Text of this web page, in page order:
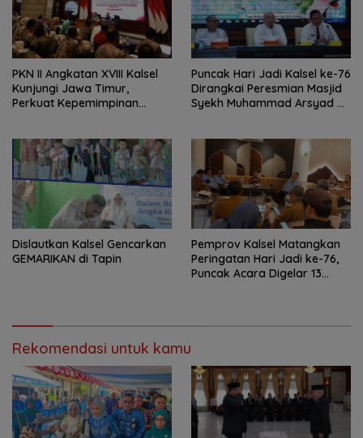
PKN II Angkatan XVIII Kalsel
Kunjungi Jawa Timur,
Perkuat Kepemimpinan
Puncak Hari Jadi Kalsel ke-76
Dirangkai Peresmian Masjid
Syekh Muhammad Arsyad Al
Dislautkan Kalsel Gencarkan
GEMARIKAN di Tapin
Pemprov Kalsel Matangkan
Peringatan Hari Jadi ke-76,
Puncak Acara Digelar 13
Rekomendasi untuk kamu